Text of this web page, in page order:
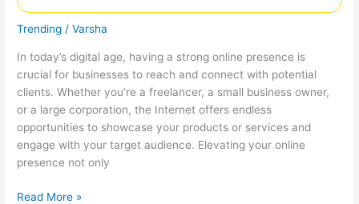
Trending /Varsha
In today’s digital age, having a strong online presence is
crucial for businesses to reach and connect with potential
clients. Whether you’re a freelancer, a small business owner,
or a large corporation, the Internet offers endless
opportunities to showcase your products or services and
engage with your target audience. Elevating your online
presence not only
Elevating
Read More »